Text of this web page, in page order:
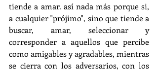
tiende a amar. así nada más porque si,
a cualquier "prójimo", sino que tiende a
buscar, amar, seleccionar y
corresponder a aquellos que percibe
como amigables y agradables, mientras
se cierra con los adversarios, con los